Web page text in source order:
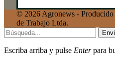
© 2026 Agronews -
de Trabajo Ltda.
Escriba arriba y pulse Enterpara